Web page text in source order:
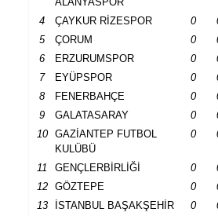
4 ÇAYKUR RİZESPOR 0
5
ÇORUM 0
6
ERZURUMSPOR 0
7
EYÜPSPOR 0
8
FENERBAHÇE 0
9
GALATASARAY 0
10
GAZİANTEP FUTBOL
KULÜBÜ
0
11 GENÇLERBİRLİĞİ 0
12
GÖZTEPE 0
13
İSTANBUL BAŞAKŞEHİR 0